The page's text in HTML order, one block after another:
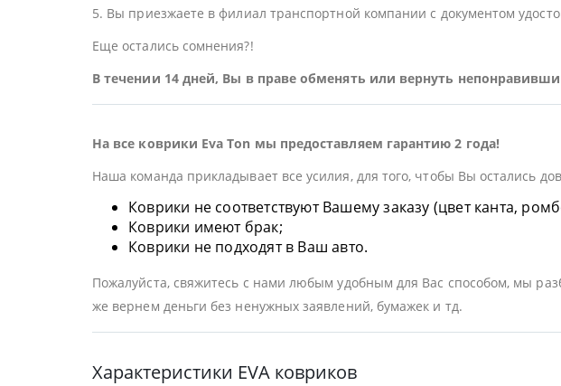
5. Вы приезжаете в филиал транспортной компании с документом
Еще остались сомнения?!
В течении 14 дней, Вы в праве обменять или вернуть
На все коврики Eva Ton мы предоставляем гарантию 2 года!
Наша команда прикладывает все усилия, для того, чтобы Вы остались
Коврики не соответствуют Вашему заказу (цвет канта,
Коврики имеют брак;
Коврики не подходят в Ваш авто.
Пожалуйста, свяжитесь с нами любым удобным для Вас способом, мы
же вернем деньги без ненужных заявлений, бумажек и тд.
Характеристики EVA ковриков